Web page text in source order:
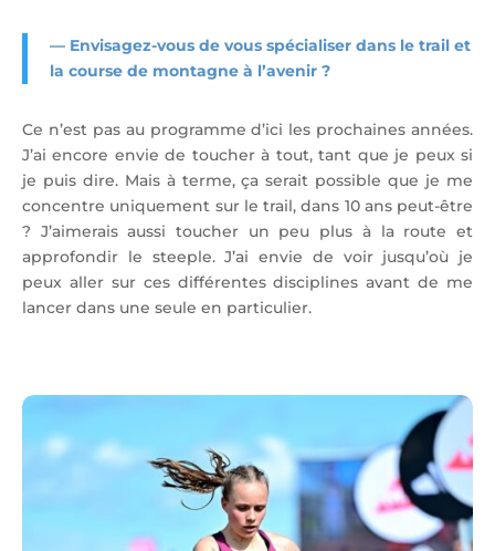
— Envisagez-vous de vous spécialiser dans le trail et
la course de montagne à l’avenir ?
Ce n’est pas au programme d’ici les prochaines années.
J’ai encore envie de toucher à tout, tant que je peux si
je puis dire. Mais à terme, ça serait possible que je me
concentre uniquement sur le trail, dans 10 ans peut-être
? J’aimerais aussi toucher un peu plus à la route et
approfondir le steeple. J’ai envie de voir jusqu’où je
peux aller sur ces différentes disciplines avant de me
lancer dans une seule en particulier.